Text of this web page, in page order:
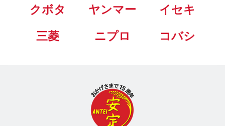
クボタ ヤンマー
イセキ
三菱
ニプロ コバシ